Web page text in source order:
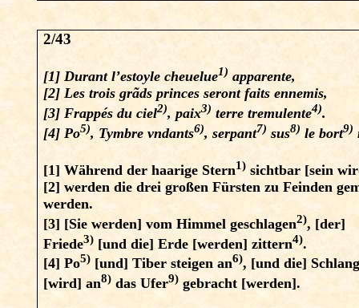
2/43
[1] Durant l’estoyle cheuelue1) apparente,
[2] Les trois grãds princes seront faits ennemis,
[3] Frappés du ciel2), paix3) terre tremulente4).
[4] Po5), Tymbre vndants6), serpant7) sus8) le bort9)
[1]Während der haarige Stern1) sichtbar [sein
[2] werden die drei großen Fürsten zu Feinden
werden.
[3] [Sie werden] vom Himmel geschlagen2), [der]
Friede3) [und die] Erde [werden] zittern4).
[4]Po5) [und] Tiber steigen an6), [und die]
[wird] an8) das Ufer9) gebracht [werden].